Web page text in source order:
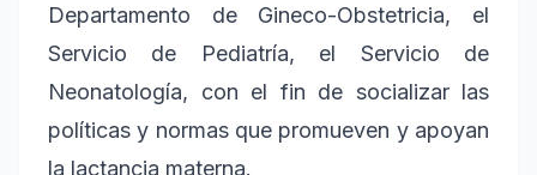
Departamento de Gineco-Obstetricia, el
Servicio de Pediatría, el Servicio de
Neonatología, con el fin de socializar las
políticas y normas que promueven y apoyan
la lactancia materna.